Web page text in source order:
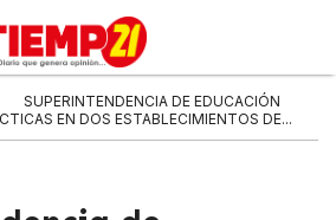
SUPERINTENDENCIA DE EDUCACIÓN
EN DOS ESTABLECIMIENTOS DE...